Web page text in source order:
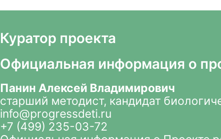
Куратор проекта
Официальная информация о
Панин Алексей Владимирович
старший методист, кандидат
info@progressdeti.ru
+7 (499) 235-03-72